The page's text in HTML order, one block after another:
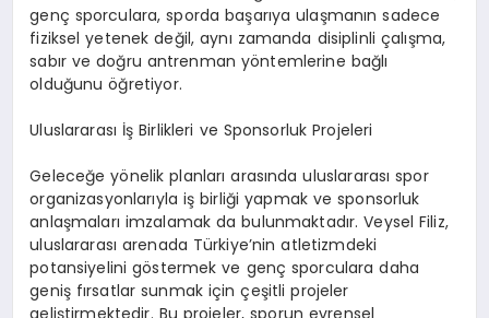
genç sporculara, sporda başarıya ulaşmanın sadece
fiziksel yetenek değil, aynı zamanda disiplinli çalışma,
sabır ve doğru antrenman yöntemlerine bağlı
olduğunu öğretiyor.
Uluslararası İş Birlikleri ve Sponsorluk Projeleri
Geleceğe yönelik planları arasında uluslararası spor
organizasyonlarıyla iş birliği yapmak ve sponsorluk
anlaşmaları imzalamak da bulunmaktadır. Veysel Filiz,
uluslararası arenada Türkiye’nin atletizmdeki
potansiyelini göstermek ve genç sporculara daha
geniş fırsatlar sunmak için çeşitli projeler
geliştirmektedir. Bu projeler, sporun evrensel